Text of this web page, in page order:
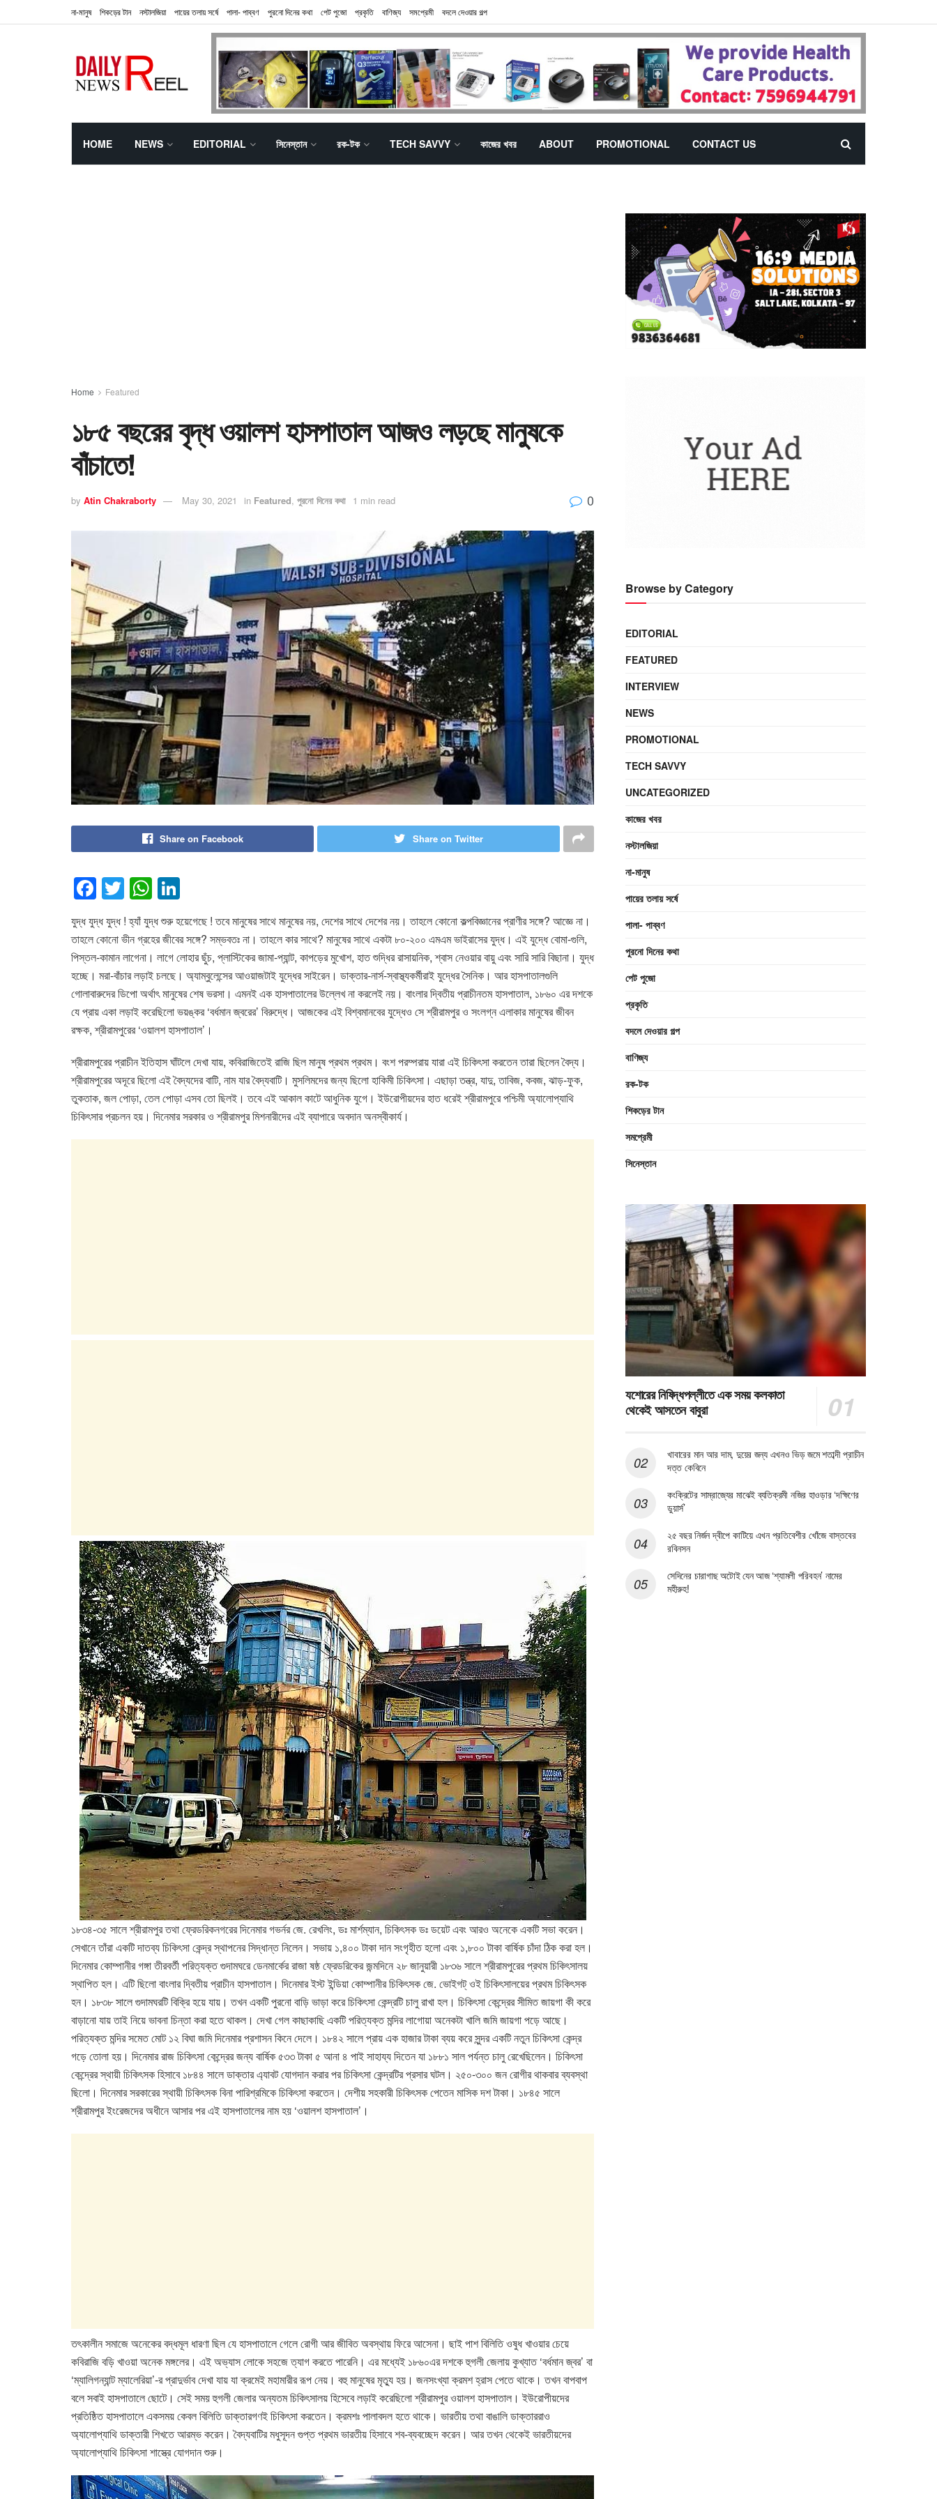
না-মানুষ শিকড়ের টান নস্টালজিয়া পায়ের তলায় সর্ষে পালা- পাব্বণ পুরনো দিনের কথা পেট পুজো প্রকৃতি বাণিজ্য সমপ্রেমী বদলে দেওয়ার গল্প
HOME NEWS EDITORIAL সিনেস্তান রক-টক TECH SAVVY কাজের খবর ABOUT PROMOTIONAL CONTACT US
Home Featured
১৮৫ বছরের বৃদ্ধ ওয়ালশ হাসপাতাল আজও লড়ছে মানুষকে
বাঁচাতে!
by Atin Chakraborty May 30, 2021 in Featured, পুরনো দিনের কথা 1 min read 0
Share on Facebook Share on Twitter
F
a
c
e
b
o
o
k
T
wi
tt
er
W
h
at
s
A
p
p
n
k
e
dI
n
যুদ্ধ যুদ্ধ যুদ্ধ ! হ্যাঁ যুদ্ধ শুরু হয়েগেছে ! তবে মানুষের সাথে মানুষের নয়, দেশের সাথে দেশের নয়। তাহলে কোনো কল্পবিজ্ঞানের প্রাণীর সঙ্গে? আজ্ঞে না।
তাহলে কোনো ভীন গ্রহের জীবের সঙ্গে? সম্ভবতঃ না। তাহলে কার সাথে? মানুষের সাথে একটা ৮০-২০০ এমএম ভাইরাসের যুদ্ধ। এই যুদ্ধে বোমা-গুলি,
পিস্তল-কামান লাগেনা। লাগে লোহার ছুঁচ, প্লাস্টিকের জামা-প্যান্ট, কাপড়ের মুখোশ, হাত শুদ্ধির রাসায়নিক, শ্বাস নেওয়ার বায়ু এবং সারি সারি বিছানা। যুদ্ধ
হচ্ছে। মরা-বাঁচার লড়াই চলছে। অ্যাম্বুলেন্সের আওয়াজটাই যুদ্ধের সাইরেন। ডাক্তার-নার্স-স্বাস্থ্যকর্মীরাই যুদ্ধের সৈনিক। আর হাসপাতালগুলি
গোলাবারুদের ডিপো অর্থাৎ মানুষের শেষ ভরসা। এমনই এক হাসপাতালের উল্লেখ না করলেই নয়। বাংলার দ্বিতীয় প্রাচীনতম হাসপাতাল, ১৮৬০ এর দশকে
যে প্রায় একা লড়াই করেছিলো ভয়ঙ্কর ‘বর্ধমান জ্বরের’ বিরুদ্ধে। আজকের এই বিশ্বমানবের যুদ্ধেও সে শ্রীরামপুর ও সংলগ্ন এলাকার মানুষের জীবন
রক্ষক, শ্রীরামপুরের ‘ওয়ালশ হাসপাতাল’।
শ্রীরামপুরের প্রাচীন ইতিহাস ঘাঁটলে দেখা যায়, কবিরাজিতেই রাজি ছিল মানুষ প্রথম প্রথম। বংশ পরম্পরায় যারা এই চিকিৎসা করতেন তারা ছিলেন বৈদ্য।
শ্রীরামপুরের অদূরে ছিলো এই বৈদ্যদের বাটি, নাম যার বৈদ্যবাটি। মুসলিমদের জন্য ছিলো হাকিমী চিকিৎসা। এছাড়া তন্ত্র, যাদু, তাবিজ, কবজ, ঝাড়-ফুক,
তুকতাক, জল পোড়া, তেল পোড়া এসব তো ছিলই। তবে এই আকাল কাটে আধুনিক যুগে। ইউরোপীয়দের হাত ধরেই শ্রীরামপুরে পশ্চিমী অ্যালোপ্যাথি
চিকিৎসার প্রচলন হয়। দিনেমার সরকার ও শ্রীরামপুর মিশনারীদের এই ব্যাপারে অবদান অনস্বীকার্য।
১৮৩৪-৩৫ সালে শ্রীরামপুর তথা ফ্রেডরিকনগরের দিনেমার গভর্নর জে. রেখলিং, ডঃ মার্শম্যান, চিকিৎসক ডঃ ডয়েট এবং আরও অনেকে একটি সভা করেন।
সেখানে তাঁরা একটি দাতব্য চিকিৎসা কেন্দ্র স্থাপনের সিদ্ধান্ত নিলেন। সভায় ১,৪০০ টাকা দান সংগৃহীত হলো এবং ১,৮০০ টাকা বার্ষিক চাঁদা ঠিক করা হল।
দিনেমার কোম্পানীর গঙ্গা তীরবর্তী পরিত্যক্ত গুদামঘরে ডেনমার্কের রাজা ষষ্ঠ ফ্রেডরিকের জন্মদিনে ২৮ জানুয়ারী ১৮৩৬ সালে শ্রীরামপুরের প্রথম চিকিৎসালয়
স্থাপিত হল। এটি ছিলো বাংলার দ্বিতীয় প্রাচীন হাসপাতাল। দিনেমার ইস্ট ইন্ডিয়া কোম্পানীর চিকিৎসক জে. ভোইগট্ ওই চিকিৎসালয়ের প্রথম চিকিৎসক
হন। ১৮৩৮ সালে গুদামঘরটি বিক্রি হয়ে যায়। তখন একটি পুরনো বাড়ি ভাড়া করে চিকিৎসা কেন্দ্রটি চালু রাখা হল। চিকিৎসা কেন্দ্রের সীমিত জায়গা কী করে
বাড়ানো যায় তাই নিয়ে ভাবনা চিন্তা করা হতে থাকল। দেখা গেল কাছাকাছি একটি পরিত্যক্ত মন্দির লাগোয়া অনেকটা খালি জমি জায়গা পড়ে আছে।
পরিত্যক্ত মন্দির সমেত মোট ১২ বিঘা জমি দিনেমার প্রশাসন কিনে দেলে। ১৮৪২ সালে প্রায় এক হাজার টাকা ব্যয় করে সুন্দর একটি নতুন চিকিৎসা কেন্দ্র
গড়ে তোলা হয়। দিনেমার রাজ চিকিৎসা কেন্দ্রের জন্য বার্ষিক ৫৩৩ টাকা ৫ আনা ৪ পাই সাহায্য দিতেন যা ১৮৮১ সাল পর্যন্ত চালু রেখেছিলেন। চিকিৎসা
কেন্দ্রের স্থায়ী চিকিৎসক হিসাবে ১৮৪৪ সালে ডাক্তার এ্যাবট যোগদান করার পর চিকিৎসা কেন্দ্রটির প্রসার ঘটল। ২৫০-৩০০ জন রোগীর থাকবার ব্যবস্থা
ছিলো। দিনেমার সরকারের স্থায়ী চিকিৎসক বিনা পারিশ্রমিকে চিকিৎসা করতেন। দেশীয় সহকারী চিকিৎসক পেতেন মাসিক দশ টাকা। ১৮৪৫ সালে
শ্রীরামপুর ইংরেজদের অধীনে আসার পর এই হাসপাতালের নাম হয় ‘ওয়ালশ হাসপাতাল’।
তৎকালীন সমাজে অনেকের বদ্ধমূল ধারণা ছিল যে হাসপাতালে গেলে রোগী আর জীবিত অবস্থায় ফিরে আসেনা। ছাই পাশ বিলিতি ওষুধ খাওয়ার চেয়ে
কবিরাজি বড়ি খাওয়া অনেক মঙ্গলের। এই অভ্যাস লোকে সহজে ত্যাগ করতে পারেনি। এর মধ্যেই ১৮৬০এর দশকে হুগলী জেলায় কুখ্যাত ‘বর্ধমান জ্বর’ বা
‘ম্যালিগন্যান্ট ম্যালেরিয়া’-র প্রাদুর্ভাব দেখা যায় যা ক্রমেই মহামারীর রূপ নেয়। বহু মানুষের মৃত্যু হয়। জনসংখ্যা ক্রমশ হ্রাস পেতে থাকে। তখন বাপবাপ
বলে সবাই হাসপাতালে ছোটে। সেই সময় হুগলী জেলার অন্যতম চিকিৎসালয় হিসেবে লড়াই করেছিলো শ্রীরামপুর ওয়ালশ হাসপাতাল। ইউরোপীয়দের
প্রতিষ্ঠিত হাসপাতালে একসময় কেবল বিলিতি ডাক্তারগণই চিকিৎসা করতেন। ক্রমশঃ পালাবদল হতে থাকে। ভারতীয় তথা বাঙালি ডাক্তাররাও
অ্যালোপ্যাথি ডাক্তারী শিখতে আরম্ভ করেন। বৈদ্যবাটির মধুসূদন গুপ্ত প্রথম ভারতীয় হিসাবে শব-ব্যবচ্ছেদ করেন। আর তখন থেকেই ভারতীয়দের
অ্যালোপ্যাথি চিকিৎসা শাস্ত্রে যোগদান শুরু।
Browse by Category
EDITORIAL
FEATURED
INTERVIEW
NEWS
PROMOTIONAL
TECH SAVVY
UNCATEGORIZED
কাজের খবর
নস্টালজিয়া
না-মানুষ
পায়ের তলায় সর্ষে
পালা- পাব্বণ
পুরনো দিনের কথা
পেট পুজো
প্রকৃতি
বদলে দেওয়ার গল্প
বাণিজ্য
রক-টক
শিকড়ের টান
সমপ্রেমী
সিনেস্তান
যশোরের নিষিদ্ধপল্লীতে এক সময় কলকাতা
থেকেই আসতেন বাবুরা
খাবারের মান আর দাম, দুয়ের জন্য এখনও ভিড় জমে শতাব্দী প্রাচীন
দত্ত কেবিনে
কংক্রিটের সাম্রাজ্যের মাঝেই ব্যতিক্রমী নজির হাওড়ার ‘দক্ষিণের
ডুয়ার্স’
২৫ বছর নির্জন দ্বীপে কাটিয়ে এখন প্রতিবেশীর খোঁজে বাস্তবের
রবিনসন
সেদিনের চারাগাছ অটোই যেন আজ ‘শ্যামলী পরিবহন’ নামের
মহীরুহ!